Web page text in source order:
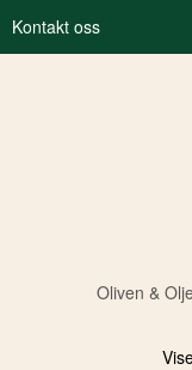
Kontakt oss
Oliven &